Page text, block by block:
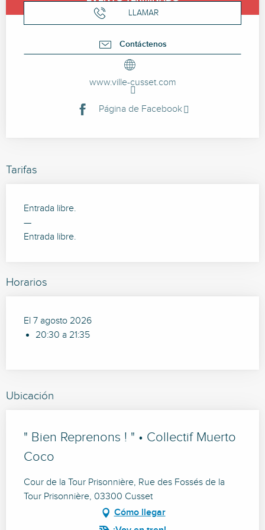
LLAMAR
Contáctenos
www.ville-cusset.com
Página de Facebook
Tarifas
Entrada libre.
—
Entrada libre.
Horarios
El 7 agosto 2026
20:30 a 21:35
Ubicación
" Bien Reprenons ! " • Collectif Muerto
Coco
Cour de la Tour Prisonnière, Rue des Fossés de la
Tour Prisonnière, 03300 Cusset
Cómo llegar